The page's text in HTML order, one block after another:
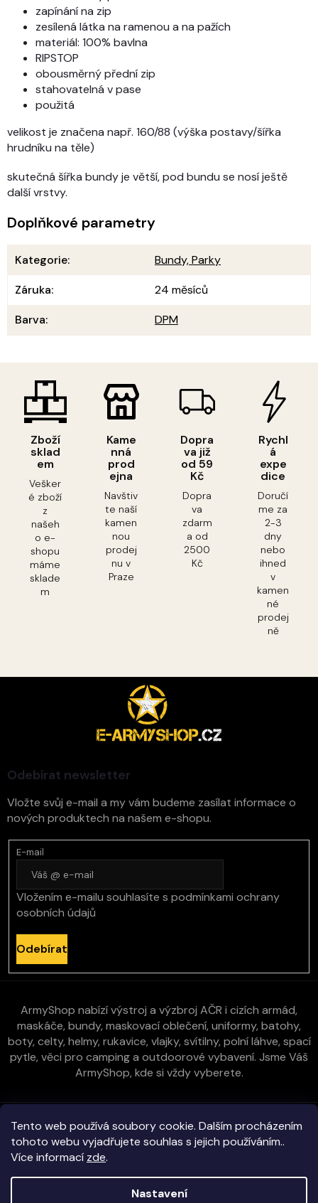
Tento web používá soubory cookie. Dalším procházením
tohoto webu vyjadřujete souhlas s jejich používáním..
Více informací zde.
Nastavení
Zboží
sklad
em
Vešker
é zboží
z
našeh
o e-
shopu
máme
sklade
m
Kame
nná
prod
ejna
Navštiv
te naší
kamen
nou
prodej
nu v
Praze
Dopra
va již
od 59
Kč
Dopra
va
zdarm
a od
2500
Kč
Rychl
á
expe
dice
Doručí
me za
2-3
dny
nebo
ihned
v
kamen
né
prodej
ně
zapínání na zip
zesílená látka na ramenou a na pažích
materiál: 100% bavlna
RIPSTOP
obousměrný přední zip
stahovatelná v pase
použitá
velikost je značena např. 160/88 (výška postavy/šířka
hrudníku na těle)
skutečná šířka bundy je větší, pod bundu se nosí ještě
další vrstvy.
Doplňkové parametry
Kategorie:
Bundy, Parky
Záruka:
24 měsíců
Barva: DPM
Odebírat newsletter
Vložte svůj e-mail a my vám budeme zasílat informace o
nových produktech na našem e-shopu.
E-mail
Vložením e-mailu souhlasíte s podmínkami ochrany
osobních údajů
Odebírat
ArmyShop nabízí výstroj a výzbroj AČR i cizích armád,
maskáče, bundy, maskovací oblečení, uniformy, batohy,
boty, celty, helmy, rukavice, vlajky, svítilny, polní láhve, spací
pytle, věci pro camping a outdoorové vybavení. Jsme Váš
ArmyShop, kde si vždy vyberete.
Zákaznická péče
Vše o nákupu